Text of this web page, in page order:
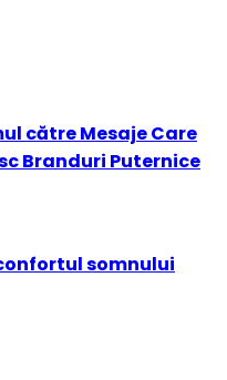
către Mesaje Care
Branduri Puternice
somnului